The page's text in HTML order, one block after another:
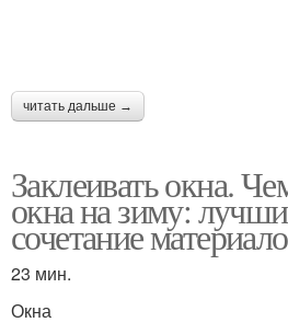
читать дальше →
Заклеивать окна.
окна на зиму:
сочетание
23 мин.
Окна